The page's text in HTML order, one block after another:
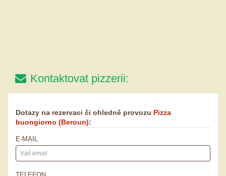
Kontaktovat pizzerii:
Dotazy na rezervaci či ohledně provozu Pizza
buongiorno (Beroun):
E-MAIL